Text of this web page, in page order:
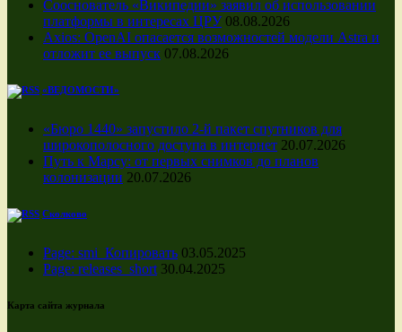
Сооснователь «Википедии» заявил об использовании
платформы в интересах ЦРУ 08.08.2026
Axios: OpenAI опасается возможностей модели Astra и
отложит ее выпуск 07.08.2026
«ВЕДОМОСТИ»
«Бюро 1440» запустило 2-й пакет спутников для
широкополосного доступа в интернет 20.07.2026
Путь к Марсу: от первых снимков до планов
колонизации 20.07.2026
Сколково
Page: smi_Копировать 03.05.2025
Page: releases_short 30.04.2025
Карта сайта журнала